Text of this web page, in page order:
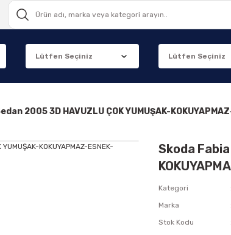
2005 3D HAVUZLU ÇOK YUMUŞAK-
Skoda Fabia
Kategori
Marka
Stok Kodu